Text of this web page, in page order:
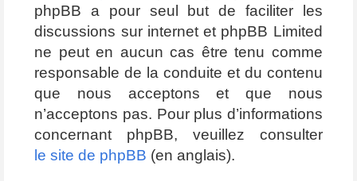
phpBB a pour seul but de faciliter les
discussions sur internet et phpBB Limited
ne peut en aucun cas être tenu comme
responsable de la conduite et du contenu
que nous acceptons et que nous
n’acceptons pas. Pour plus d’informations
concernant phpBB, veuillez consulter
le site de phpBB (en anglais).